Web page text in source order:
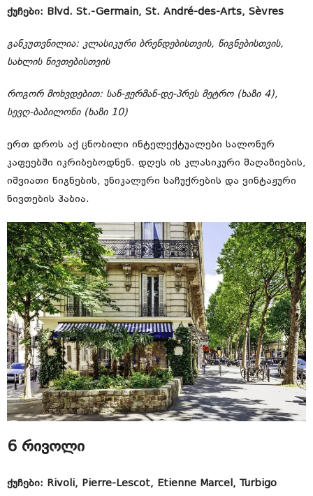
ქუჩები: Blvd. St.-Germain, St. André-des-Arts, Sèvres
განკუთვნილია: კლასიკური ბრენდებისთვის, წიგნებისთვის,
სახლის ნივთებისთვის
როგორ მოხვდებით: სან-ჟერმან-დე-პრეს მეტრო (ხაზი 4),
სევღ-ბაბილონი (ხაზი 10)
ერთ დროს აქ ცნობილი ინტელექტუალები სალონურ
კაფეებში იკრიბებოდნენ. დღეს ის კლასიკური მაღაზიების,
იშვიათი წიგნების, უნიკალური საჩუქრების და ვინტაჟური
ნივთების ჰაბია.
6 რივოლი
ქუჩები: Rivoli, Pierre-Lescot, Etienne Marcel, Turbigo